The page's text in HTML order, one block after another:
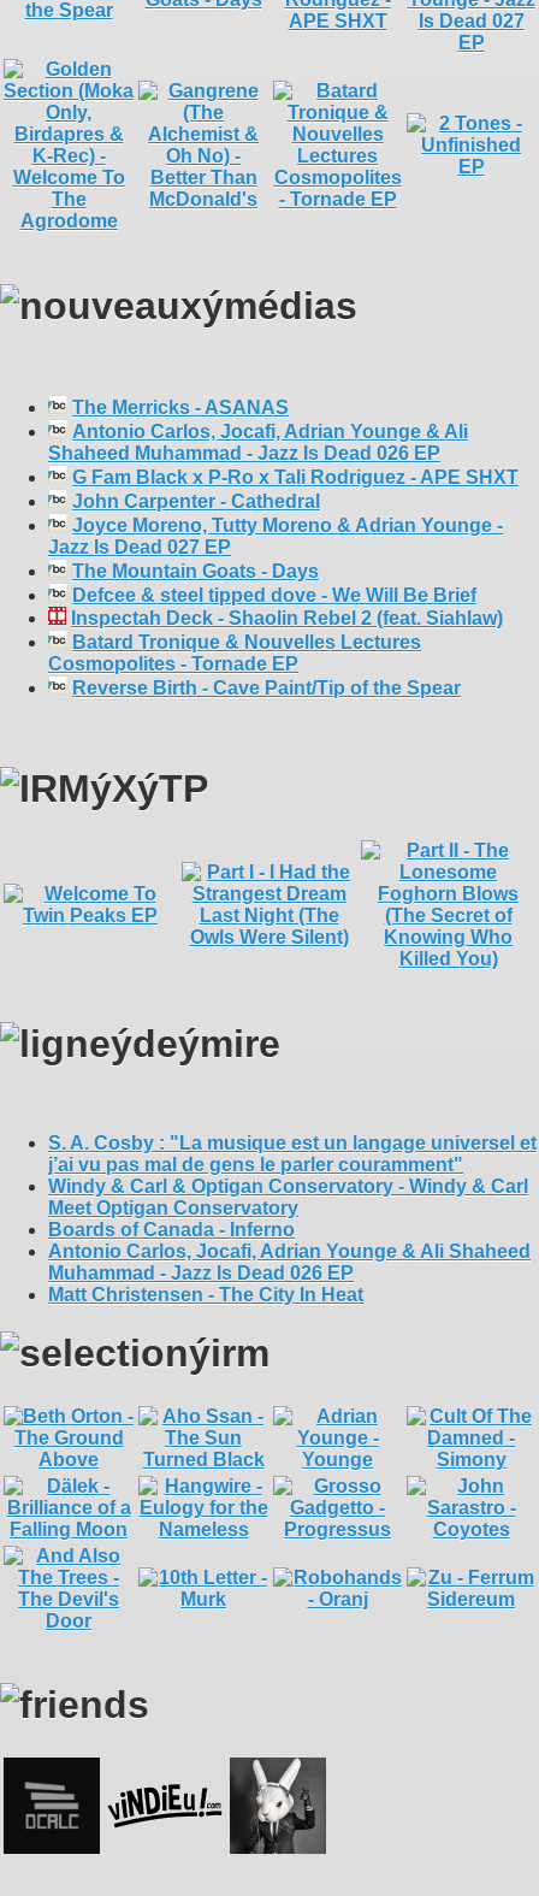
The Merricks - ASANAS
Antonio Carlos, Jocafi, Adrian Younge & Ali
Shaheed Muhammad - Jazz Is Dead 026 EP
G Fam Black x P-Ro x Tali Rodriguez - APE SHXT
John Carpenter - Cathedral
Joyce Moreno, Tutty Moreno & Adrian Younge -
Jazz Is Dead 027 EP
The Mountain Goats - Days
Defcee & steel tipped dove - We Will Be Brief
Inspectah Deck - Shaolin Rebel 2 (feat. Siahlaw)
Batard Tronique & Nouvelles Lectures
Cosmopolites - Tornade EP
Reverse Birth - Cave Paint/Tip of the Spear
S. A. Cosby : "La musique est un langage universel et
j’ai vu pas mal de gens le parler couramment"
Windy & Carl & Optigan Conservatory - Windy & Carl
Meet Optigan Conservatory
Boards of Canada - Inferno
Antonio Carlos, Jocafi, Adrian Younge & Ali Shaheed
Muhammad - Jazz Is Dead 026 EP
Matt Christensen - The City In Heat